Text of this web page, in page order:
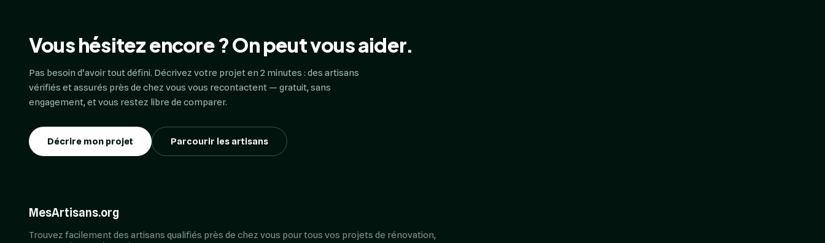
Vous hésitez encore ? On peut vous aider.
Pas besoin d'avoir tout défini. Décrivez votre projet en 2 minutes : des artisans
vérifiés et assurés près de chez vous vous recontactent — gratuit, sans
engagement, et vous restez libre de comparer.
Décrire mon projet Parcourir les artisans
MesArtisans.org
Trouvez facilement des artisans qualifiés près de chez vous pour tous vos projets de rénovation,